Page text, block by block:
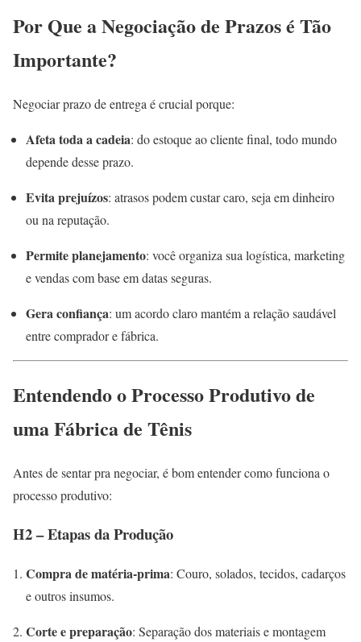
Por Que a Negociação de Prazos é Tão
Importante?
Negociar prazo de entrega é crucial porque:
Afeta toda a cadeia: do estoque ao cliente final, todo mundo
depende desse prazo.
Evita prejuízos: atrasos podem custar caro, seja em dinheiro
ou na reputação.
Permite planejamento: você organiza sua logística, marketing
e vendas com base em datas seguras.
Gera confiança: um acordo claro mantém a relação saudável
entre comprador e fábrica.
Entendendo o Processo Produtivo de
uma Fábrica de Tênis
Antes de sentar pra negociar, é bom entender como funciona o
processo produtivo:
H2 – Etapas da Produção
Compra de matéria-prima: Couro, solados, tecidos, cadarços
e outros insumos.
Corte e preparação: Separação dos materiais e montagem